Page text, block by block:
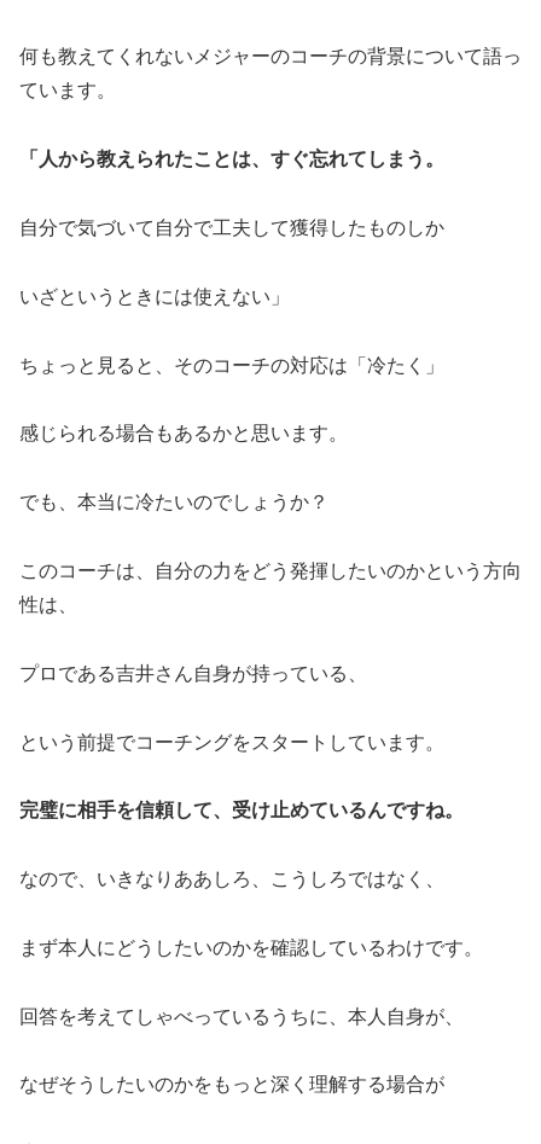
何も教えてくれないメジャーのコーチの背景について語っ
ています。
「人から教えられたことは、すぐ忘れてしまう。
自分で気づいて自分で工夫して獲得したものしか
いざというときには使えない」
ちょっと見ると、そのコーチの対応は「冷たく」
感じられる場合もあるかと思います。
でも、本当に冷たいのでしょうか？
このコーチは、自分の力をどう発揮したいのかという方向
性は、
プロである吉井さん自身が持っている、
という前提でコーチングをスタートしています。
完璧に相手を信頼して、受け止めているんですね。
なので、いきなりああしろ、こうしろではなく、
まず本人にどうしたいのかを確認しているわけです。
回答を考えてしゃべっているうちに、本人自身が、
なぜそうしたいのかをもっと深く理解する場合が